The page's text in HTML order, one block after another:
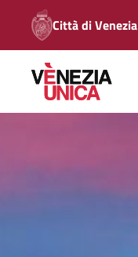
Città di Venezia